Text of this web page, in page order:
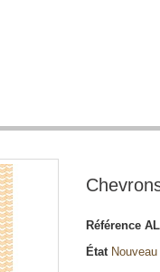
Référence
État Nouveau